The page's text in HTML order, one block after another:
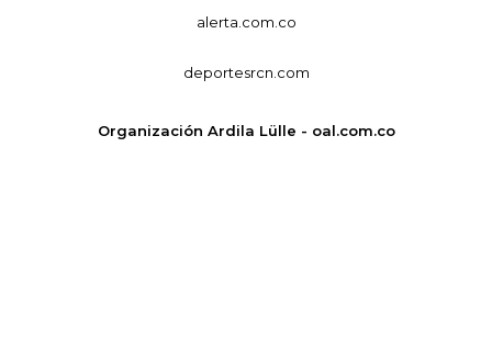
alerta.com.co
deportesrcn.com
Organización Ardila Lülle - oal.com.co